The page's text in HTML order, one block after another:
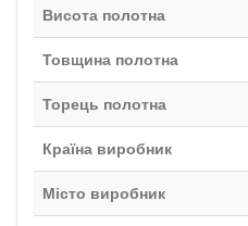
Висота полотна
Товщина полотна
Торець полотна
Країна виробник
Місто виробник